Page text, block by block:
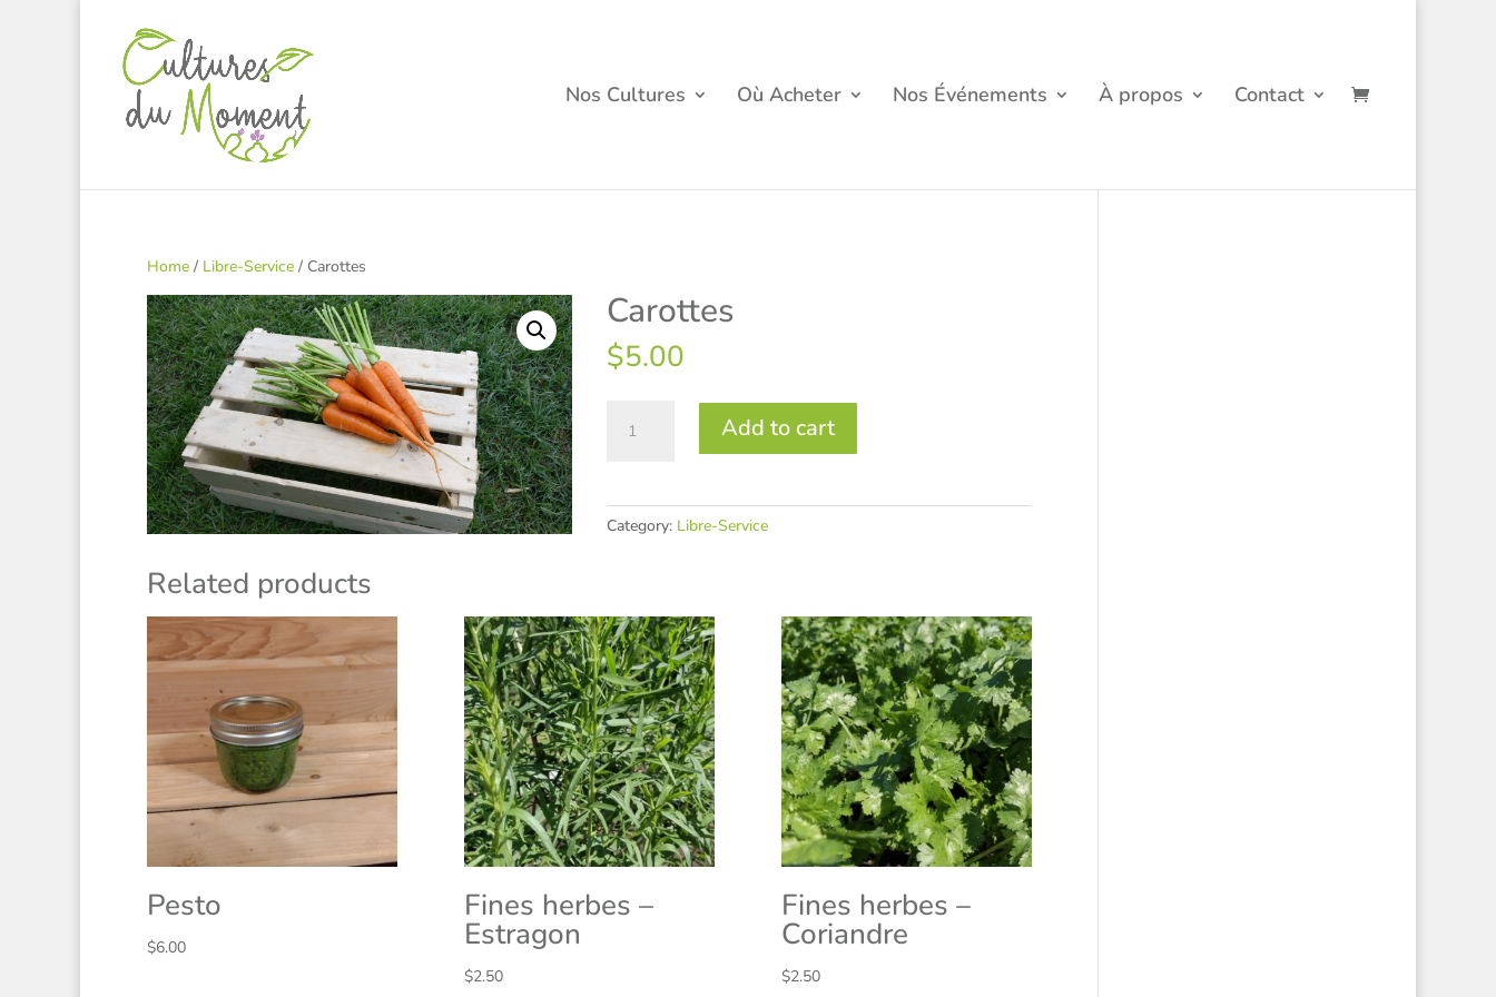
Nos Cultures Où Acheter Nos Événements À propos Contact
Home / Libre-Service / Carottes
Carottes
$5.00
quantity
Add to cart
Category: Libre-Service
Related products
Pesto
$6.00
Fines herbes –
Estragon
$2.50
Fines herbes –
Coriandre
$2.50